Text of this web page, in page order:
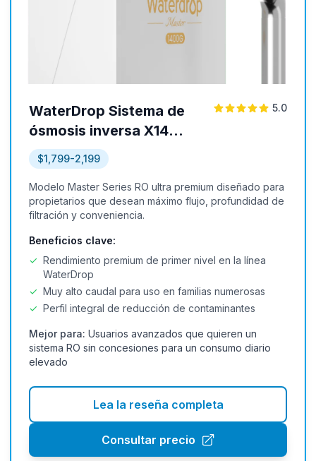
WaterDrop Sistema de
ósmosis inversa X14
Master Series
5.0
$1,799-2,199
Modelo Master Series RO ultra premium diseñado para
propietarios que desean máximo flujo, profundidad de
filtración y conveniencia.
Beneficios clave:
✓ Rendimiento premium de primer nivel en la línea
WaterDrop
✓ Muy alto caudal para uso en familias numerosas
✓ Perfil integral de reducción de contaminantes
Mejor para: Usuarios avanzados que quieren un
sistema RO sin concesiones para un consumo diario
elevado
Lea la reseña completa
Consultar precio